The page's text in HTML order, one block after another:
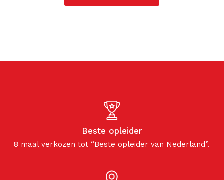
Beste opleider
8 maal verkozen tot “Beste opleider van Nederland”.